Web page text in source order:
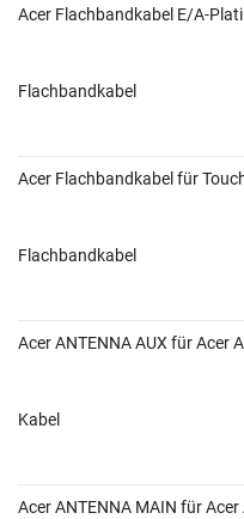
Acer Flachbandkabel E/A-
Flachbandkabel
Acer Flachbandkabel für
Flachbandkabel
Acer ANTENNA AUX für Acer
Kabel
Acer ANTENNA MAIN für